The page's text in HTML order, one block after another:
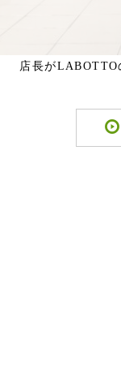
店長がLABOTTO